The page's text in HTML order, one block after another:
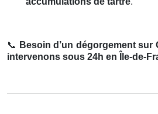
📞 Besoin d’un dégorgement
intervenons sous 24h en Île-de-